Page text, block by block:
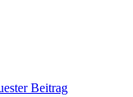
Beitrag